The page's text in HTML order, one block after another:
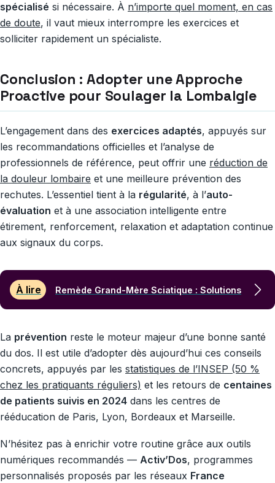
spécialisé si nécessaire. À n’importe quel moment, en cas
de doute, il vaut mieux interrompre les exercices et
solliciter rapidement un spécialiste.
Conclusion : Adopter une Approche
Proactive pour Soulager la Lombalgie
L’engagement dans des exercices adaptés, appuyés sur
les recommandations officielles et l’analyse de
professionnels de référence, peut offrir une réduction de
la douleur lombaire et une meilleure prévention des
rechutes. L’essentiel tient à la régularité, à l’auto-
évaluation et à une association intelligente entre
étirement, renforcement, relaxation et adaptation continue
aux signaux du corps.
À lire Remède Grand-Mère Sciatique : Solutions
La prévention reste le moteur majeur d’une bonne santé
du dos. Il est utile d’adopter dès aujourd’hui ces conseils
concrets, appuyés par les statistiques de l’INSEP (50 %
chez les pratiquants réguliers) et les retours de centaines
de patients suivis en 2024 dans les centres de
rééducation de Paris, Lyon, Bordeaux et Marseille.
N’hésitez pas à enrichir votre routine grâce aux outils
numériques recommandés — Activ’Dos, programmes
personnalisés proposés par les réseaux France